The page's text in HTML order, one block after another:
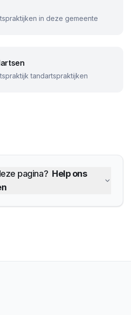
in deze gemeente
tandartspraktijken
pagina? Help ons